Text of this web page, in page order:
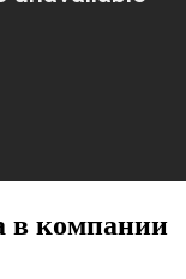
в компании